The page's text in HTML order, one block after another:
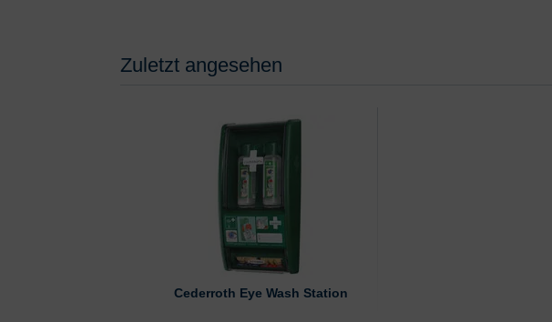
Zuletzt angesehen
Cederroth Eye Wash Station